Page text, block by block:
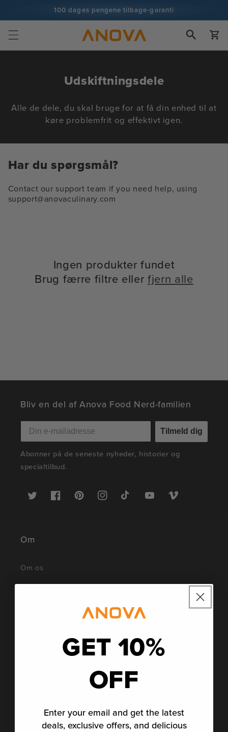
100 dages pengene tilbage-garanti
100+ millioner kokke og stadig flere
Vogn
K
l
l
e
t
i
o
Udskiftningsdele
Alle de dele, du skal bruge for at få din enhed til at
køre problemfrit og effektivt igen.
Har du spørgsmål?
Contact our support team if you need help, using
support@anovaculinary.com
Ingen produkter fundet
Brug færre filtre ellerfjern alle
Bliv en del af Anova Food Nerd-familien
Tilmeld dig
Abonner på de seneste nyheder, historier og
specialtilbud.
Twitter FacebookPinterestInstagramTikTok YouTubeVimeo
Om
Om os
Affiliate-program
Få hjælp
GET 10%
OFF
Enter your email and get the latest
deals, exclusive offers, and delicious